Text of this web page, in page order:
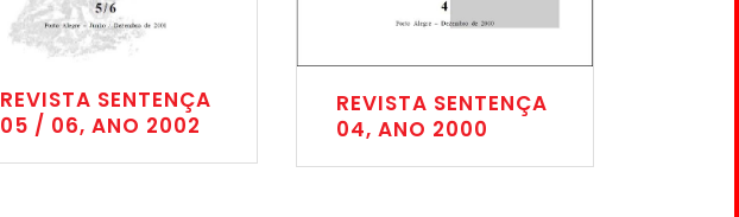
REVISTA SENTENÇA
05 / 06, ANO 2002
REVISTA SENTENÇA
04, ANO 2000